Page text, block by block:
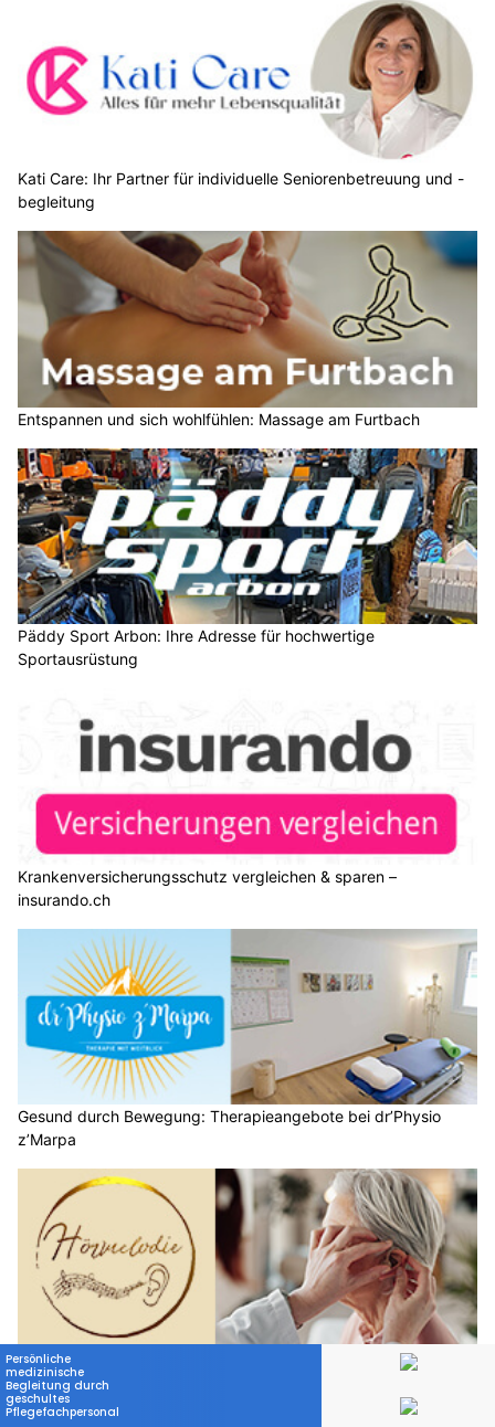
Kati Care: Ihr Partner für individuelle Seniorenbetreuung und -
begleitung
Entspannen und sich wohlfühlen: Massage am Furtbach
Päddy Sport Arbon: Ihre Adresse für hochwertige
Sportausrüstung
Krankenversicherungsschutz vergleichen & sparen –
insurando.ch
Gesund durch Bewegung: Therapieangebote bei dr’Physio
z’Marpa
Hörmelodie: Gesundheit beginnt beim Hören – Ihr Partner in
Oberdorf BL